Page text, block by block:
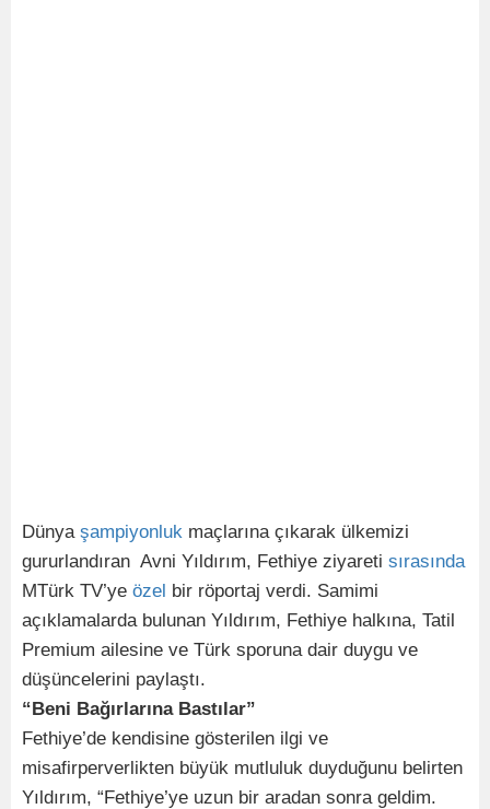
Dünya şampiyonluk maçlarına çıkarak ülkemizi
gururlandıran Avni Yıldırım, Fethiye ziyareti sırasında
MTürk TV’ye özel bir röportaj verdi. Samimi
açıklamalarda bulunan Yıldırım, Fethiye halkına, Tatil
Premium ailesine ve Türk sporuna dair duygu ve
düşüncelerini paylaştı.
“Beni Bağırlarına Bastılar”
Fethiye’de kendisine gösterilen ilgi ve
misafirperverlikten büyük mutluluk duyduğunu belirten
Yıldırım, “Fethiye’ye uzun bir aradan sonra geldim.